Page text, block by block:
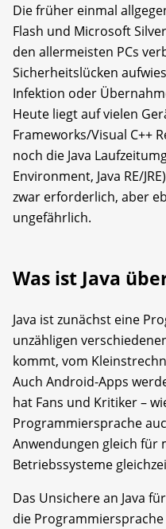
Die früher einmal
Flash und Microsoft
den allermeisten PCs
Sicherheitslücken
Infektion oder
Heute liegt auf vielen
Frameworks/Visual C++
noch die Java
Environment, Java RE/
zwar erforderlich, aber
ungefährlich.
Was ist Java
Java ist zunächst eine
unzähligen
kommt, vom
Auch Android-Apps
hat Fans und Kritiker –
Programmiersprache
Anwendungen gleich für
Betriebssysteme
Das Unsichere an Java
die